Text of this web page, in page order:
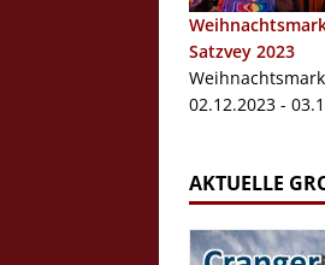
Satzvey 2023
02.12.2023 -
AKTUELLE